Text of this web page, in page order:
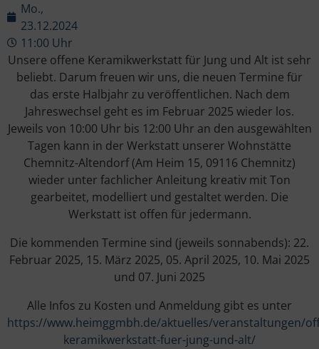
Mo.,
23.12.2024
11:00 Uhr
Unsere offene Keramikwerkstatt für Jung und Alt ist sehr
beliebt. Darum freuen wir uns, die neuen Termine für
das erste Halbjahr zu veröffentlichen. Nach dem
Jahreswechsel geht es im Februar 2025 wieder los.
Jeweils von 10:00 Uhr bis 12:00 Uhr an den ausgewählten
Tagen kann in der Werkstatt unserer Wohnstätte
Chemnitz-Altendorf (Am Heim 15, 09116 Chemnitz)
wieder unter fachlicher Anleitung kreativ mit Ton
gearbeitet, modelliert und gestaltet werden. Die
Werkstatt ist offen für jedermann.
Die kommenden Termine sind (jeweils sonnabends): 22.
Februar 2025, 15. März 2025, 05. April 2025, 10. Mai 2025
und 07. Juni 2025
Alle Infos zu Kosten und Anmeldung gibt es unter
https://www.heimggmbh.de/aktuelles/veranstaltungen/
keramikwerkstatt-fuer-jung-und-alt/